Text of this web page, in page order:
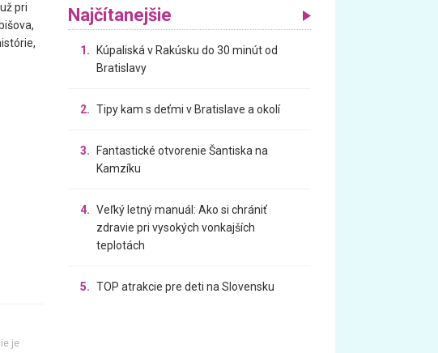
pri
je
Najčítanejšie
1.
Kúpaliská v Rakúsku do 30 minút od
Bratislavy
2. Tipy kam s deťmi v Bratislave a okolí
3.
Fantastické otvorenie Šantiska na
Kamzíku
4. Veľký letný manuál: Ako si chrániť
zdravie pri vysokých vonkajších
teplotách
5. TOP atrakcie pre deti na Slovensku